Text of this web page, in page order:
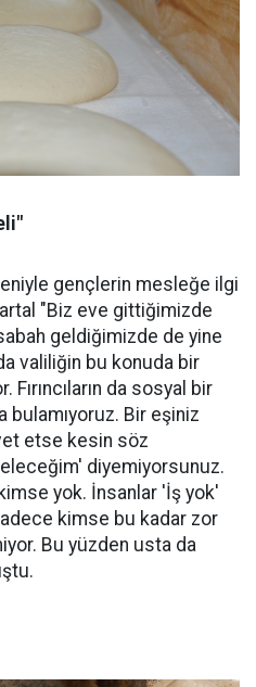
gençlerin mesleğe ilgi
"Biz eve gittiğimizde
geldiğimizde de yine
valiliğin bu konuda bir
da sosyal bir
bulamıyoruz. Bir eşiniz
etse kesin söz
diyemiyorsunuz.
yok. İnsanlar 'İş yok'
kimse bu kadar zor
Bu yüzden usta da